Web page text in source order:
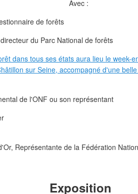
Avec :
de forêts
du Parc National de forêts
de l'ONF ou son représentant
Représentante de la Fédération
Exposition